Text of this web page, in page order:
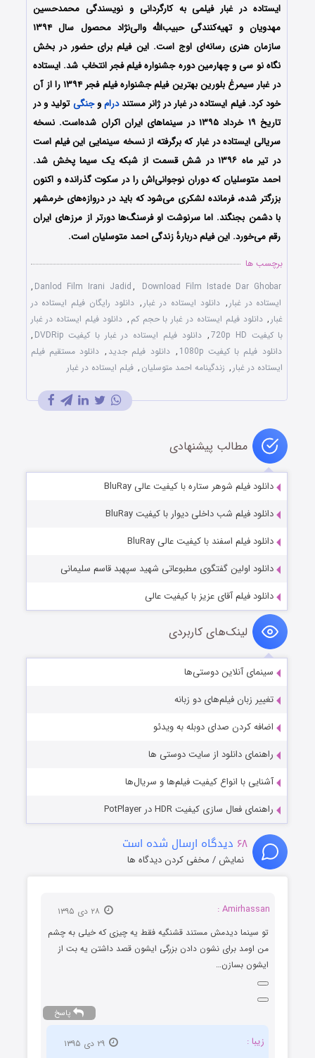
ایستاده در غبار فیلمی به کارگردانی و نویسندگی محمدحسین
مهدویان و تهیه‌کنندگی حبیب‌الله والی‌نژاد محصول سال ۱۳۹۴
سازمان هنری رسانه‌ای اوج است. این فیلم برای حضور در بخش
نگاه نو سی و چهارمین دوره جشنواره فیلم فجر انتخاب شد. ایستاده
در غبار سیمرغ بلورین بهترین فیلم جشنواره فیلم فجر ۱۳۹۴ را از آن
خود کرد. فیلم ایستاده در غبار در ژانر مستنددراموجنگیتولید و در
تاریخ ۱۹ خرداد ۱۳۹۵ در سینماهای ایران اکران شده‌است. نسخه
سریالی ایستاده در غبار که برگرفته از نسخه سینمایی این فیلم است
در تیر ماه ۱۳۹۶ در شش قسمت از شبکه یک سیما پخش شد.
احمد متوسلیان که دوران نوجوانی‌اش را در سکوت گذرانده و اکنون
بزرگتر شده، فرمانده لشکری می‌شود که باید در دروازه‌های خرمشهر
با دشمن بجنگند. اما سرنوشت او فرسنگ‌ها دورتر از مرزهای ایران
رقم می‌خورد. این فیلم دربارهٔ زندگی احمد متوسلیان است.
برچسب ها
Danlod Film Irani Jadid, Download Film Istade Dar Ghobar
,
ایستاده در غبار , دانلود ایستاده در غبار , دانلود رایگان فیلم ایستاده در
غبار , دانلود فیلم ایستاده در غبار با حجم کم , دانلود فیلم ایستاده در غبار
با کیفیت 720p HD
, دانلود فیلم ایستاده در غبار با کیفیت DVDRip
,
دانلود فیلم با کیفیت 1080p
, دانلود فیلم جدید , دانلود مستقیم فیلم
ایستاده در غبار , زندگینامه احمد متوسلیان , فیلم ایستاده در غبار
مطالب پیشنهادی
دانلود فیلم شوهر ستاره با کیفیت عالی BluRay
دانلود فیلم شب داخلی دیوار با کیفیت BluRay
دانلود فیلم اسفند با کیفیت عالی BluRay
دانلود اولین گفتگوی مطبوعاتی شهید سپهبد قاسم سلیمانی
دانلود فیلم آقای عزیز با کیفیت عالی
لینک‌های کاربردی
سینمای آنلاین دوستی‌ها
تغییر زبان فیلم‌های دو زبانه
اضافه کردن صدای دوبله به ویدئو
راهنمای دانلود از سایت دوستی ها
آشنایی با انواع کیفیت فیلم‌ها و سریال‌ها
راهنمای فعال سازی کیفیت HDR در PotPlayer
۶۸ دیدگاه ارسال شده است
نمایش / مخفی کردن دیدگاه ها
Amirhassan :
تو سینما دیدمش مستند قشنگیه فقط یه چیزی که خیلی به چشم
من اومد برای نشون دادن بزرگی ایشون قصد داشتن یه بت از
ایشون بسازن…
پاسخ
زیبا :